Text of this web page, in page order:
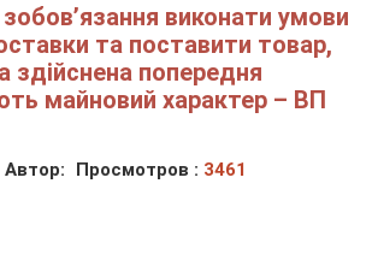
виконати умови
та поставити товар,
здійснена попередня
майновий характер – ВП
Автор: Просмотров : 3461